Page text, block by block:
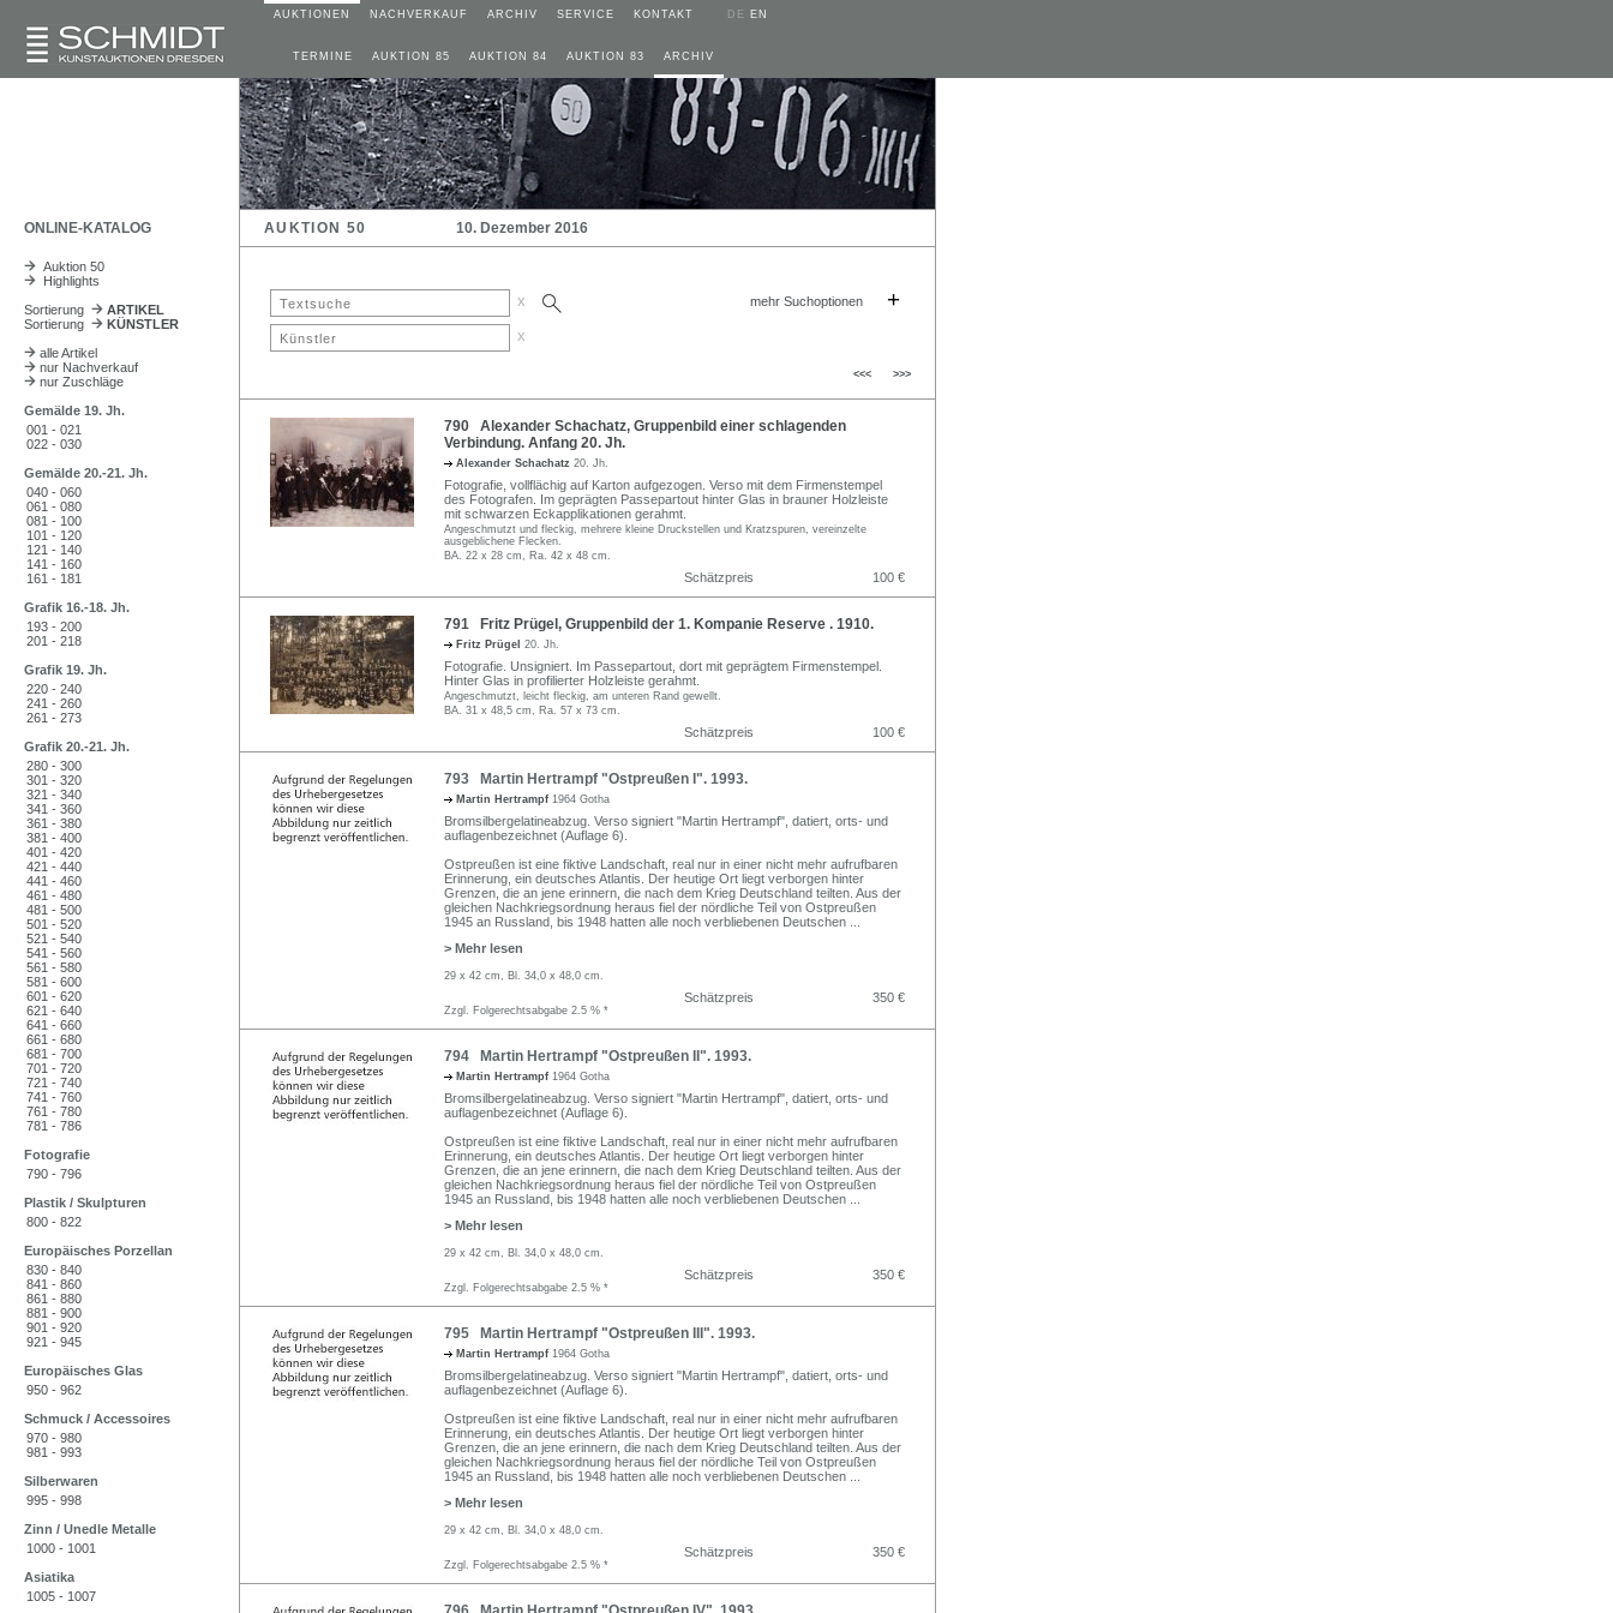
AUKTIONEN NACHVERKAUF ARCHIV SERVICE KONTAKT DE EN
TERMINE AUKTION 85 AUKTION 84 AUKTION 83 ARCHIV
ONLINE-KATALOG AUKTION 50 10. Dezember 2016
Auktion 50
Highlights
Sortierung
ARTIKEL
Sortierung
KÜNSTLER
alle Artikel
nur Nachverkauf
nur Zuschläge
Gemälde 19. Jh.
001 - 021
022 - 030
Gemälde 20.-21. Jh.
040 - 060
061 - 080
081 - 100
101 - 120
121 - 140
141 - 160
161 - 181
Grafik 16.-18. Jh.
193 - 200
201 - 218
Grafik 19. Jh.
220 - 240
241 - 260
261 - 273
Grafik 20.-21. Jh.
280 - 300
301 - 320
321 - 340
341 - 360
361 - 380
381 - 400
401 - 420
421 - 440
441 - 460
461 - 480
481 - 500
501 - 520
521 - 540
541 - 560
561 - 580
581 - 600
601 - 620
621 - 640
641 - 660
661 - 680
681 - 700
701 - 720
721 - 740
741 - 760
761 - 780
781 - 786
Fotografie
790 - 796
Plastik / Skulpturen
800 - 822
Europäisches Porzellan
830 - 840
841 - 860
861 - 880
881 - 900
901 - 920
921 - 945
Europäisches Glas
950 - 962
Schmuck / Accessoires
970 - 980
981 - 993
Silberwaren
995 - 998
Zinn / Unedle Metalle
1000 - 1001
Asiatika
1005 - 1007
x mehr Suchoptionen +
x
<<< >>>
790 Alexander Schachatz, Gruppenbild einer schlagenden
Verbindung. Anfang 20. Jh.
Alexander Schachatz 20. Jh.
Fotografie, vollflächig auf Karton aufgezogen. Verso mit dem Firmenstempel
des Fotografen. Im geprägten Passepartout hinter Glas in brauner Holzleiste
mit schwarzen Eckapplikationen gerahmt.
Angeschmutzt und fleckig, mehrere kleine Druckstellen und Kratzspuren, vereinzelte
ausgeblichene Flecken.
BA. 22 x 28 cm, Ra. 42 x 48 cm.
Schätzpreis 100 €
791 Fritz Prügel, Gruppenbild der 1. Kompanie Reserve . 1910.
Fritz Prügel 20. Jh.
Fotografie. Unsigniert. Im Passepartout, dort mit geprägtem Firmenstempel.
Hinter Glas in profilierter Holzleiste gerahmt.
Angeschmutzt, leicht fleckig, am unteren Rand gewellt.
BA. 31 x 48,5 cm, Ra. 57 x 73 cm.
Schätzpreis 100 €
793 Martin Hertrampf "Ostpreußen I". 1993.
Martin Hertrampf 1964 Gotha
Bromsilbergelatineabzug. Verso signiert "Martin Hertrampf", datiert, orts- und
auflagenbezeichnet (Auflage 6).
Ostpreußen ist eine fiktive Landschaft, real nur in einer nicht mehr aufrufbaren
Erinnerung, ein deutsches Atlantis. Der heutige Ort liegt verborgen hinter
Grenzen, die an jene erinnern, die nach dem Krieg Deutschland teilten. Aus der
gleichen Nachkriegsordnung heraus fiel der nördliche Teil von Ostpreußen
1945 an Russland, bis 1948 hatten alle noch verbliebenen Deutschen
> Mehr lesen
29 x 42 cm, Bl. 34,0 x 48,0 cm.
Schätzpreis 350 €
Zzgl. Folgerechtsabgabe 2.5 % *
794 Martin Hertrampf "Ostpreußen II". 1993.
Martin Hertrampf 1964 Gotha
Bromsilbergelatineabzug. Verso signiert "Martin Hertrampf", datiert, orts- und
auflagenbezeichnet (Auflage 6).
Ostpreußen ist eine fiktive Landschaft, real nur in einer nicht mehr aufrufbaren
Erinnerung, ein deutsches Atlantis. Der heutige Ort liegt verborgen hinter
Grenzen, die an jene erinnern, die nach dem Krieg Deutschland teilten. Aus der
gleichen Nachkriegsordnung heraus fiel der nördliche Teil von Ostpreußen
1945 an Russland, bis 1948 hatten alle noch verbliebenen Deutschen
> Mehr lesen
29 x 42 cm, Bl. 34,0 x 48,0 cm.
Schätzpreis 350 €
Zzgl. Folgerechtsabgabe 2.5 % *
795 Martin Hertrampf "Ostpreußen III". 1993.
Martin Hertrampf 1964 Gotha
Bromsilbergelatineabzug. Verso signiert "Martin Hertrampf", datiert, orts- und
auflagenbezeichnet (Auflage 6).
Ostpreußen ist eine fiktive Landschaft, real nur in einer nicht mehr aufrufbaren
Erinnerung, ein deutsches Atlantis. Der heutige Ort liegt verborgen hinter
Grenzen, die an jene erinnern, die nach dem Krieg Deutschland teilten. Aus der
gleichen Nachkriegsordnung heraus fiel der nördliche Teil von Ostpreußen
1945 an Russland, bis 1948 hatten alle noch verbliebenen Deutschen
> Mehr lesen
29 x 42 cm, Bl. 34,0 x 48,0 cm.
Schätzpreis 350 €
Zzgl. Folgerechtsabgabe 2.5 % *